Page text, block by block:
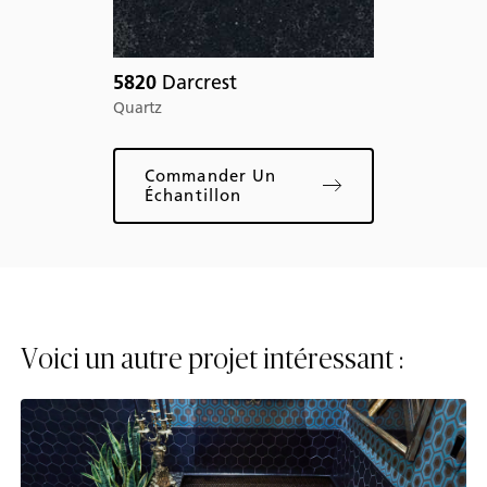
5820 Darcrest
Quartz
Commander Un
Échantillon
Voici un autre projet intéressant :